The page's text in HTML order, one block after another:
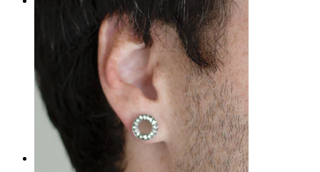
Det ser helt perfekt ud
Det ser helt perfekt ud
Sinner Bekræftet køb
AI-oversat Vis original